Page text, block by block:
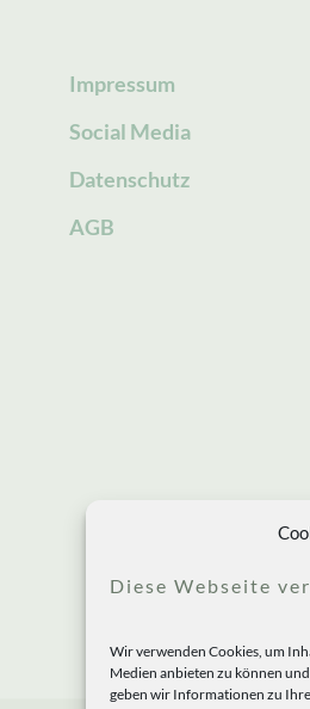
Diese Webseite
Wir verwenden Cookies, um
Medien anbieten zu können
geben wir Informationen zu
Impressum
Social Media
Datenschutz
AGB